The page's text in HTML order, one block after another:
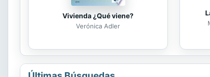
Vivienda ¿Qué viene?
Verónica Adler